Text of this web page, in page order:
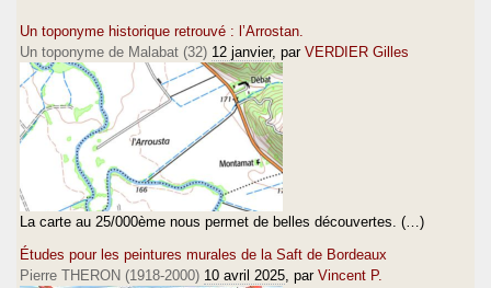
Un toponyme historique retrouvé : l’Arrostan.
Un toponyme de Malabat (32) 12 janvier, par VERDIER Gilles
La carte au 25/000ème nous permet de belles découvertes. (…)
Études pour les peintures murales de la Saft de Bordeaux
Pierre THERON (1918-2000) 10 avril 2025 , par Vincent P.